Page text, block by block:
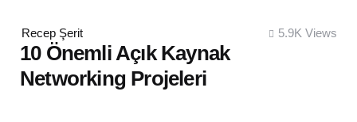
Posted
by
Recep Şerit 5.9K Views
10 Önemli Açık Kaynak
Networking Projeleri